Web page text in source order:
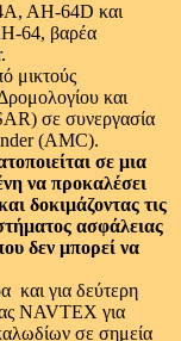
AH-64D και
64, βαρέα
μικτούς
και
σε συνεργασία
(AMC).
σε μια
να προκαλέσει
δοκιμάζοντας τις
ασφάλειας
δεν μπορεί να
και για δεύτερη
NAVTEX για
σε σημεία